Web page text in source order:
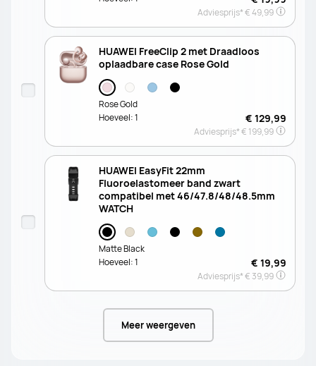
Adviesprijs*€ 49,99
HUAWEI FreeClip 2 met Draadloos
oplaadbare case Rose Gold
Rose Gold
€ 129,99
Adviesprijs*€ 199,99
Hoeveel:1
HUAWEI EasyFit 22mm
Fluoroelastomeer band zwart
compatibel met 46/47.8/48/48.5mm
WATCH
Matte Black
€ 19,99
Adviesprijs*€ 39,99
Hoeveel:1
Meer weergeven